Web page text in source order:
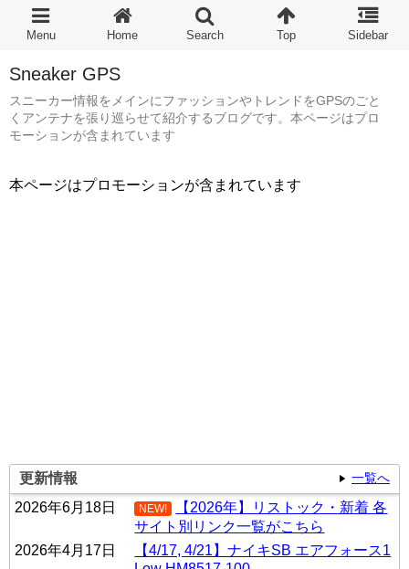
Sneaker GPS
スニーカー情報をメインにファッションやトレンドをGPSのごと
くアンテナを張り巡らせて紹介するブログです。本ページはプロ
モーションが含まれています
本ページはプロモーションが含まれています
一覧へ
更新情報
2026年6月18日
NEW!
【2026年】リストック・新着 各
サイト別リンク一覧がこちら
2026年4月17日
【4/17, 4/21】ナイキSB エアフォース1